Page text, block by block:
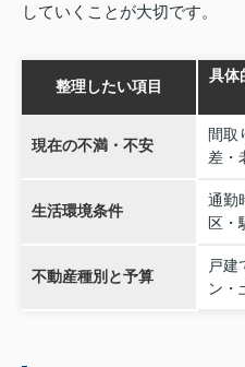
していくことが大切です。
整理したい項目
具体
現在の不満・不安
間取
差・
生活環境条件
通勤
区・
不動産種別と予算
戸建
ン・